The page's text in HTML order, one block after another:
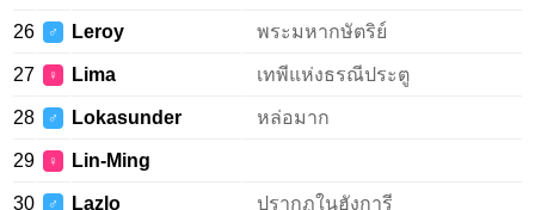
26 ♂ Leroy พระมหากษัตริย์
27 ♀ Lima เทพีแห่งธรณีประตู
28 ♂ Lokasunder หล่อมาก
29 ♀ Lin-Ming
30 ♂ Lazlo ปรากฏในฮังการี